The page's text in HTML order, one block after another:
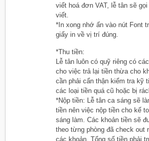
viết hoá đơn VAT, lễ tân sẽ
viết.
*In xong nhớ ấn vào nút Font
giấy in về vị trí đúng.
*Thu tiền:
Lễ tân luôn có quỹ riêng có
cho việc trả lại tiền thừa cho
cần phải cẩn thận kiểm tra kỹ
các loại tiền quá cũ hoặc bị
*Nộp tiền: Lễ tân ca sáng sẽ
tiền nên việc nộp tiền cho kế
sáng làm. Các khoản tiền sẽ
theo từng phòng đã check out
các khoản. Tổng số tiền phải